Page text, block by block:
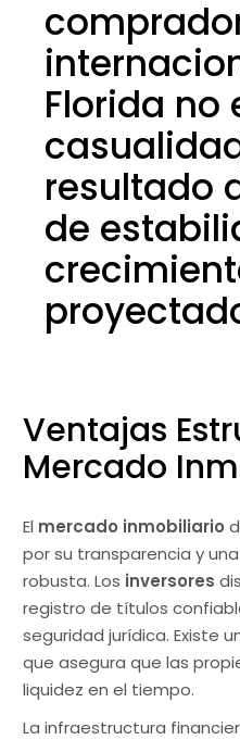
Florida no
resultado
de
Ventajas
Mercado
El mercado inmobiliario
por su transparencia y
robusta. Los inversores
registro de títulos
seguridad jurídica. Existe
que asegura que las
liquidez en el tiempo.
La infraestructura